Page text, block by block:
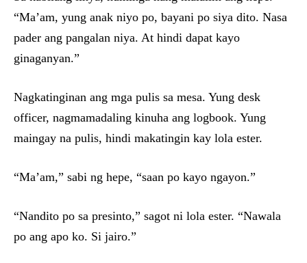
“Ma’am, yung anak niyo po, bayani po siya dito. Nasa
pader ang pangalan niya. At hindi dapat kayo
ginaganyan.”
Nagkatinginan ang mga pulis sa mesa. Yung desk
officer, nagmamadaling kinuha ang logbook. Yung
maingay na pulis, hindi makatingin kay lola ester.
“Ma’am,” sabi ng hepe, “saan po kayo ngayon.”
“Nandito po sa presinto,” sagot ni lola ester. “Nawala
po ang apo ko. Si jairo.”